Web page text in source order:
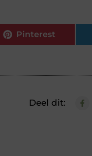
Pinterest
Deel dit: